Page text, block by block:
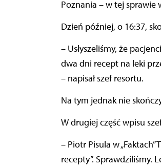
Poznania – w tej sprawie
Dzień później, o 16:37,
– Usłyszeliśmy, że
dwa dni recept na leki
– napisał szef resortu.
Na tym jednak nie
W drugiej część wpisu
– Piotr Pisula w
recepty”. Sprawdziliśmy.